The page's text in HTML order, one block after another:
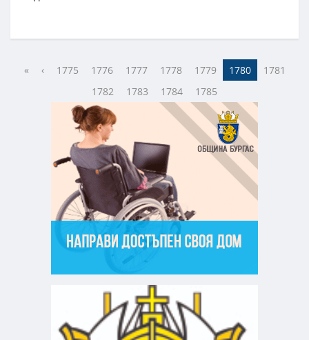
« ‹ 1775 1776 1777 1778 1779 1780
1781
1782
1783 1784 1785